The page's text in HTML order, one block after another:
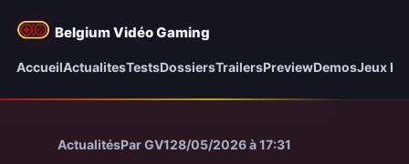
Belgium Vidéo Gaming
AccueilActualitesTestsDossiersTrailersPreviewDemosJeux
ActualitésPar GV128/05/2026 à 17:31